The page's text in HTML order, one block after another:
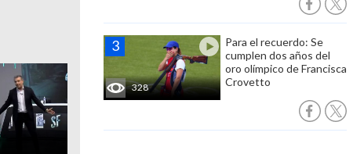
328
Para el recuerdo: Se
cumplen dos años del
oro olímpico de Francisca
Crovetto